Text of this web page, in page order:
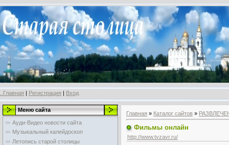
..Главная | Регистрация | Вход
Меню сайта
Ауди-Видео новости сайта
Музыкальный калейдоскоп
Летопись старой столицы
Главная » Каталог сайтов »
Фильмы онлайн
http://www.tvzavr.ru/